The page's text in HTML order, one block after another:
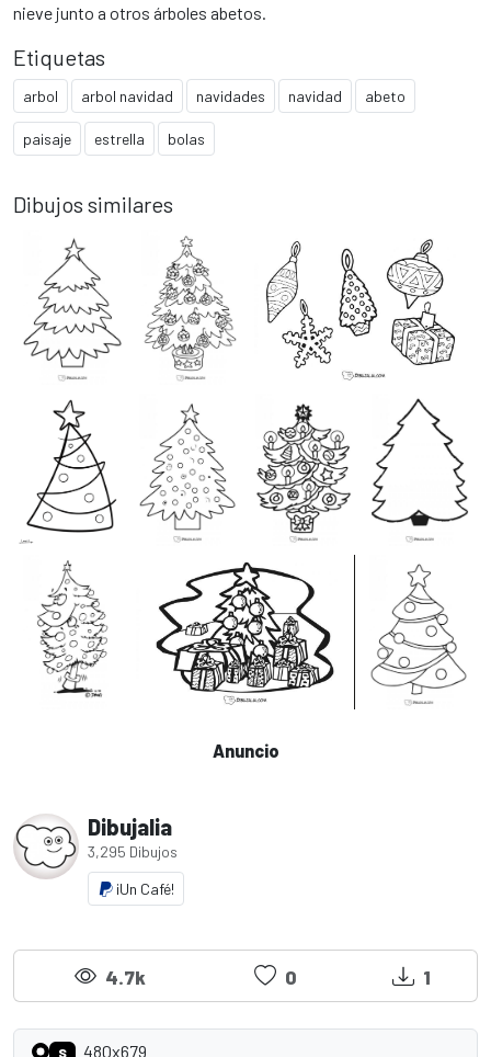
nieve junto a otros árboles abetos.
Etiquetas
arbol arbol navidad navidades navidad abeto
paisaje estrella bolas
Dibujos similares
Anuncio
Dibujalia
3,295 Dibujos
¡Un Café!
4.7k 0 1
S 480x679